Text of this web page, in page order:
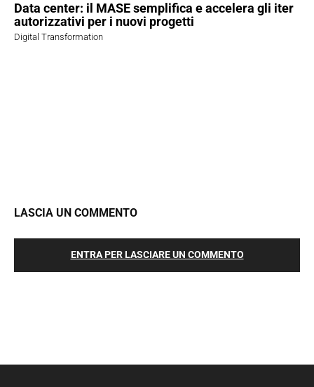
Data center: il MASE semplifica e accelera gli iter
autorizzativi per i nuovi progetti
Digital Transformation
LASCIA UN COMMENTO
ENTRA PER LASCIARE UN COMMENTO